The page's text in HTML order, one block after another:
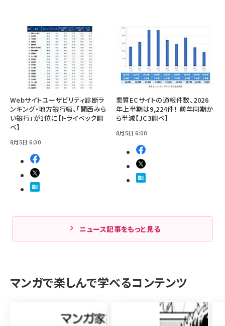
Webサイトユーザビリティ診断ラ
ンキング・地方銀行編、「関西みら
い銀行」が1位に【トライベック調
べ】
8月5日 6:30
悪質ECサイトの通報件数、2026
年上半期は9,224件！ 前年同期か
ら半減【JC3調べ】
8月5日 6:00
ニュース記事をもっと見る
マンガで楽しんで学べるコンテンツ